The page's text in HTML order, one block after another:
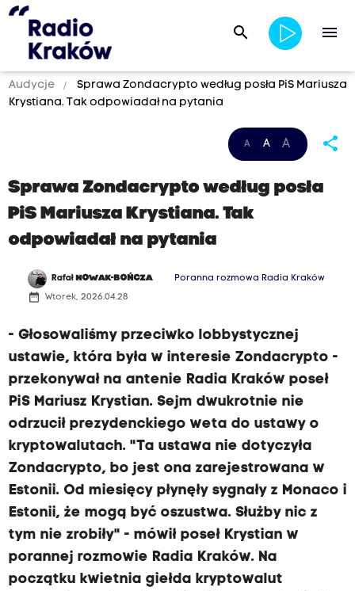
search menu
Audycje
Sprawa Zondacrypto według posła PiS Mariusza
Krystiana. Tak odpowiadał na pytania
A A A share
Sprawa Zondacrypto według posła
PiS Mariusza Krystiana. Tak
odpowiadał na pytania
Rafał NOWAK-BOŃCZA Poranna rozmowa Radia Kraków
date_range Wtorek, 2026.04.28
- Głosowaliśmy przeciwko lobbystycznej
ustawie, która była w interesie Zondacrypto -
przekonywał na antenie Radia Kraków poseł
PiS Mariusz Krystian. Sejm dwukrotnie nie
odrzucił prezydenckiego weta do ustawy o
kryptowalutach. "Ta ustawa nie dotyczyła
Zondacrypto, bo jest ona zarejestrowana w
Estonii. Od miesięcy płynęły sygnały z Monaco i
Estonii, że mogą być oszustwa. Służby nic z
tym nie zrobiły" - mówił poseł Krystian w
porannej rozmowie Radia Kraków. Na
początku kwietnia giełda kryptowalut